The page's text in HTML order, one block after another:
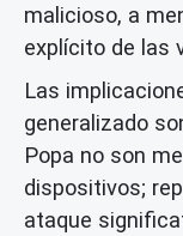
malicioso, a
explícito de las
Las
generalizado
Popa no son
dispositivos;
ataque